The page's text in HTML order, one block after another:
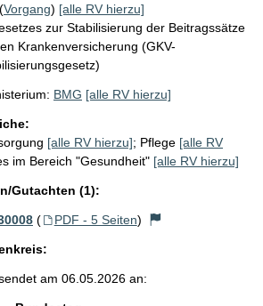
(Vorgang) [alle RV hierzu]
zur Stabilisierung der Beitragssätze
Krankenversicherung (GKV-
BMG [alle RV hierzu]
[alle RV hierzu]; Pflege [alle RV
im Bereich "Gesundheit" [alle RV hierzu]
Gutachten (1):
( PDF - 5 Seiten)
am 06.05.2026 an: